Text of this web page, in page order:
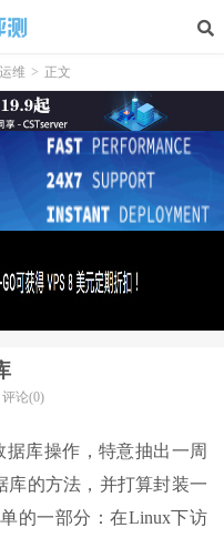
维 > 正文
评论(0)
库操作，特意抽出一周
库的方法，并打算封装一
的一部分：在Linux下访